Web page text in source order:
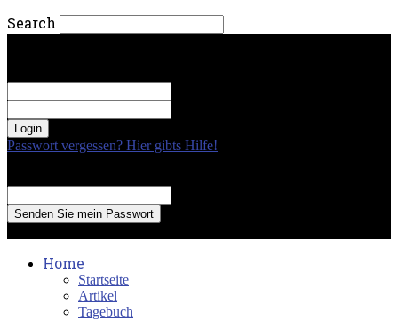
Search
Passwort vergessen? Hier gibts Hilfe!
Home
Startseite
Artikel
Tagebuch